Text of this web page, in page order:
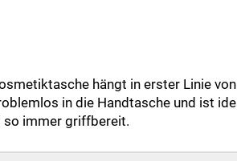
hängt in erster Linie
in die Handtasche und ist
so immer griffbereit.